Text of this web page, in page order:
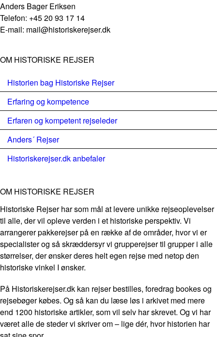
Anders Bager Eriksen
Telefon: +45 20 93 17 14
E-mail: mail@historiskerejser.dk
OM HISTORISKE REJSER
Historien bag Historiske Rejser
Erfaring og kompetence
Erfaren og kompetent rejseleder
Anders´ Rejser
Historiskerejser.dk anbefaler
OM HISTORISKE REJSER
Historiske Rejser har som mål at levere unikke rejseoplevelser
til alle, der vil opleve verden i et historiske perspektiv. Vi
arrangerer pakkerejser på en række af de områder, hvor vi er
specialister og så skræddersyr vi grupperejser til grupper i alle
størrelser, der ønsker deres helt egen rejse med netop den
historiske vinkel I ønsker.
På Historiskerejser.dk kan rejser bestilles, foredrag bookes og
rejsebøger købes. Og så kan du læse løs i arkivet med mere
end 1200 historiske artikler, som vil selv har skrevet. Og vi har
været alle de steder vi skriver om – lige dér, hvor historien har